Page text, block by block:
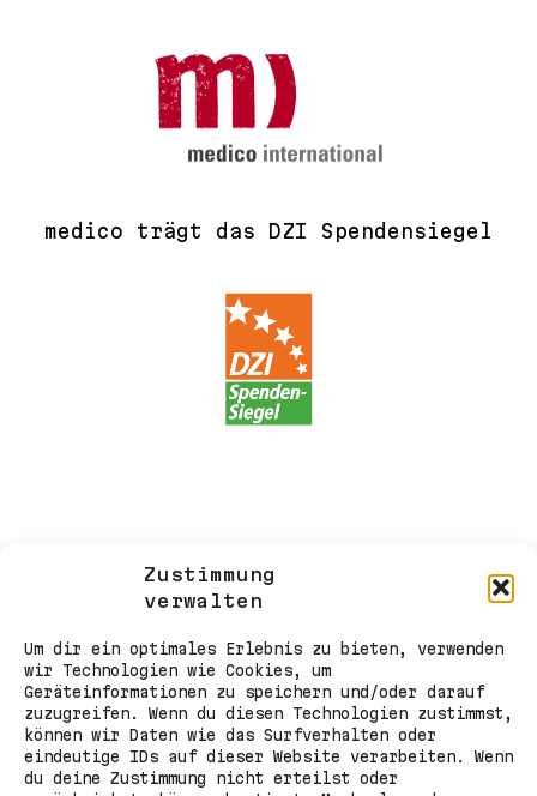
Zustimmung
verwalten
Um dir ein optimales Erlebnis zu bieten, verwenden
wir Technologien wie Cookies, um
Geräteinformationen zu speichern und/oder darauf
zuzugreifen. Wenn du diesen Technologien zustimmst,
können wir Daten wie das Surfverhalten oder
eindeutige IDs auf dieser Website verarbeiten. Wenn
du deine Zustimmung nicht erteilst oder
medico trägt das DZI Spendensiegel